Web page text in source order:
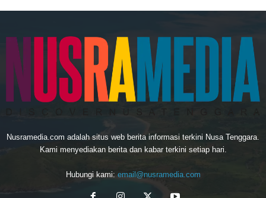
Nusramedia.com adalah situs web berita informasi terkini Nusa Tenggara.
Kami menyediakan berita dan kabar terkini setiap hari.
Hubungi kami: email@nusramedia.com